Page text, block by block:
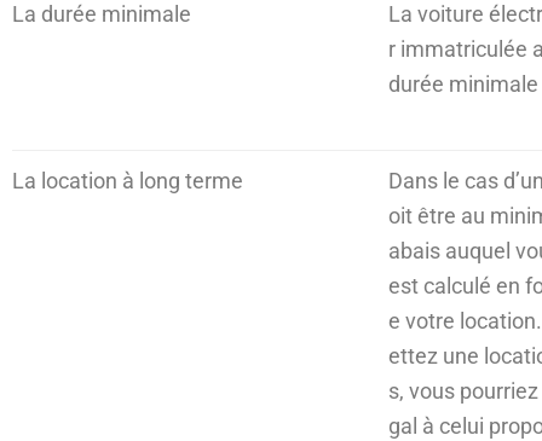
La durée minimale
La voiture
r immatriculée
durée
La location à long terme
Dans le cas
oit être au
abais auquel
est calculé en
e votre
ettez une
s, vous
gal à celui